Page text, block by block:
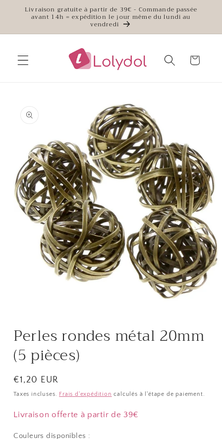
passer
contenu
Livraison gratuite à partir de 39€ - Commande passée
avant 14h = expédition le jour même du lundi au
vendredi
Panier
produits
1
dans
fenêtre
modale
Perles rondes métal 20mm
(5 pièces)
Prix
habituel
€1,20 EUR
Taxes incluses. Frais d'expédition calculés à l'étape de paiement.
Livraison offerte à partir de 39€
Couleurs disponibles :